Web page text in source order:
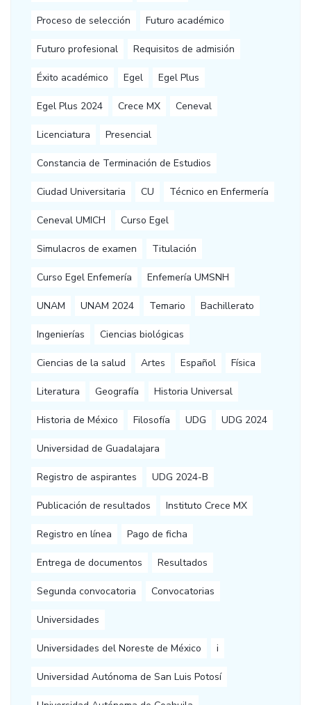
Proceso de selección Futuro académico
Futuro profesional Requisitos de admisión
Éxito académico Egel Egel Plus
Egel Plus 2024 Crece MX Ceneval
Licenciatura Presencial
Constancia de Terminación de Estudios
Ciudad Universitaria CU Técnico en Enfermería
Ceneval UMICH Curso Egel
Simulacros de examen Titulación
Curso Egel Enfemería Enfemería UMSNH
UNAM UNAM 2024 Temario Bachillerato
Ingenierías Ciencias biológicas
Ciencias de la salud Artes Español Física
Literatura Geografía Historia Universal
Historia de México Filosofía UDG UDG 2024
Universidad de Guadalajara
Registro de aspirantes UDG 2024-B
Publicación de resultados Instituto Crece MX
Registro en línea Pago de ficha
Entrega de documentos Resultados
Segunda convocatoria Convocatorias
Universidades
Universidades del Noreste de México i
Universidad Autónoma de San Luis Potosí